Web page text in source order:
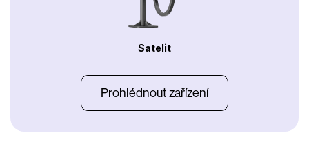
Satelit
Prohlédnout zařízení